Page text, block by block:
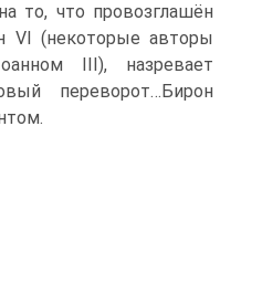
то, что провозглашён
VI (некоторые авторы
III), назревает
переворот…Бирон